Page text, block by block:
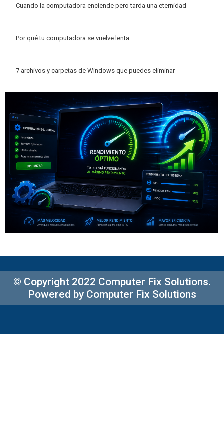
Cuando la computadora enciende pero tarda una eternidad
Por qué tu computadora se vuelve lenta
7 archivos y carpetas de Windows que puedes eliminar
© Copyright 2022 Computer Fix Solutions.
Powered by Computer Fix Solutions